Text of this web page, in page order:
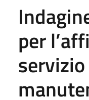
per